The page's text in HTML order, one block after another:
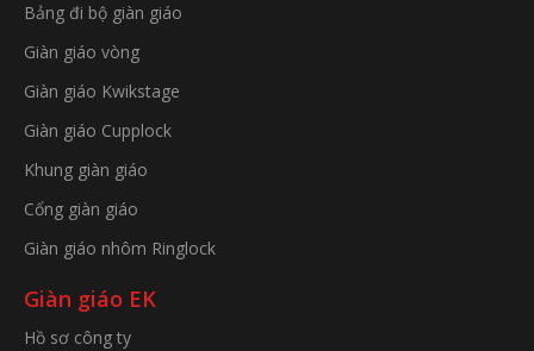
Bảng đi bộ giàn giáo
Giàn giáo vòng
Giàn giáo Kwikstage
Giàn giáo Cupplock
Khung giàn giáo
Cổng giàn giáo
Giàn giáo nhôm Ringlock
Giàn giáo EK
Hồ sơ công ty